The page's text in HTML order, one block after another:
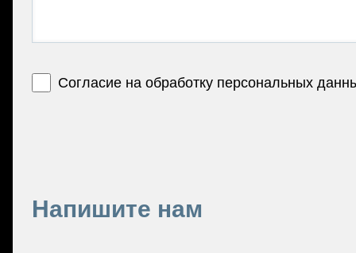
Согласие на обработку персональных
Напишите нам